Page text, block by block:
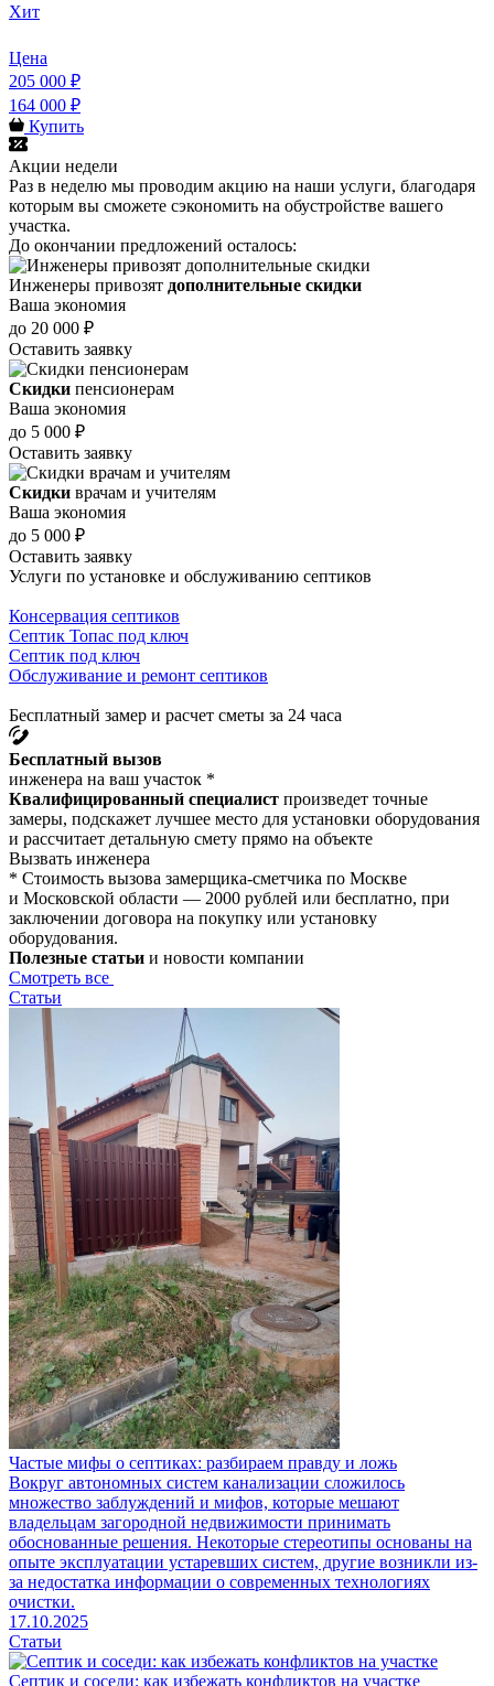
Хит
Цена
205 000 ₽
164 000 ₽
Купить
Акции недели
Раз в неделю мы проводим акцию на наши услуги, благодаря
которым вы сможете сэкономить на обустройстве вашего
участка.
До окончании предложений осталось:
Инженеры привозят дополнительные скидки
Ваша экономия
до 20 000 ₽
Оставить заявку
Скидки пенсионерам
Ваша экономия
до 5 000 ₽
Оставить заявку
Скидки врачам и учителям
Ваша экономия
до 5 000 ₽
Оставить заявку
Услуги по установке и обслуживанию септиков
Консервация септиков
Септик Топас под ключ
Септик под ключ
Обслуживание и ремонт септиков
Бесплатный замер и расчет сметы за 24 часа
Бесплатный вызов
инженера на ваш участок *
Квалифицированный специалист произведет точные
замеры, подскажет лучшее место для установки оборудования
и рассчитает детальную смету прямо на объекте
Вызвать инженера
* Стоимость вызова замерщика-сметчика по Москве
и Московской области — 2000 рублей или бесплатно, при
заключении договора на покупку или установку
оборудования.
Полезные статьи и новости компании
Смотреть все
Статьи
Частые мифы о септиках: разбираем правду и ложь
Вокруг автономных систем канализации сложилось
множество заблуждений и мифов, которые мешают
владельцам загородной недвижимости принимать
обоснованные решения. Некоторые стереотипы основаны на
опыте эксплуатации устаревших систем, другие возникли из-
за недостатка информации о современных технологиях
очистки.
17.10.2025
Статьи
Септик и соседи: как избежать конфликтов на участке